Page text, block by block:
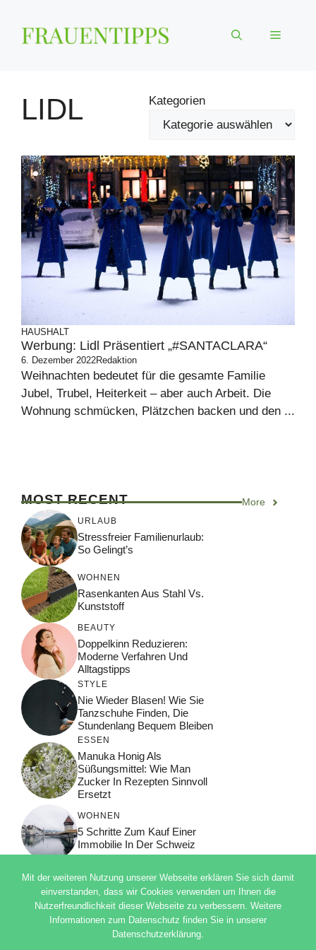
Inhalt
springen
Menü
LIDL Kategorien
HAUSHALT
Werbung: Lidl Präsentiert „#SANTACLARA“
6. Dezember 2022Redaktion
Weihnachten bedeutet für die gesamte Familie
Jubel, Trubel, Heiterkeit – aber auch Arbeit. Die
Wohnung schmücken, Plätzchen backen und den ...
MOST RECENT More
URLAUB
Stressfreier Familienurlaub:
So Gelingt’s
WOHNEN
Rasenkanten Aus Stahl Vs.
Kunststoff
BEAUTY
Doppelkinn Reduzieren:
Moderne Verfahren Und
Alltagstipps
STYLE
Nie Wieder Blasen! Wie Sie
Tanzschuhe Finden, Die
Stundenlang Bequem Bleiben
ESSEN
Manuka Honig Als
Süßungsmittel: Wie Man
Zucker In Rezepten Sinnvoll
Ersetzt
WOHNEN
5 Schritte Zum Kauf Einer
Immobilie In Der Schweiz
© 2026 ADSIMPLE
DATENSCHUTZERKLÄRUNG
Mit der weiteren Nutzung unserer Webseite erklären Sie sich damit
einverstanden, dass wir Cookies verwenden um Ihnen die
Nutzerfreundlichkeit dieser Webseite zu verbessern. Weitere
Informationen zum Datenschutz finden Sie in unserer
Datenschutzerklärung.